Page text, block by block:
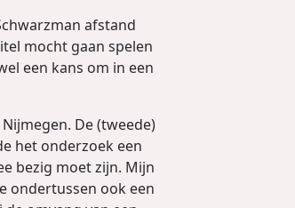
afstand
mocht gaan spelen
een kans om in een
De (tweede)
het onderzoek een
bezig moet zijn. Mijn
ondertussen ook een